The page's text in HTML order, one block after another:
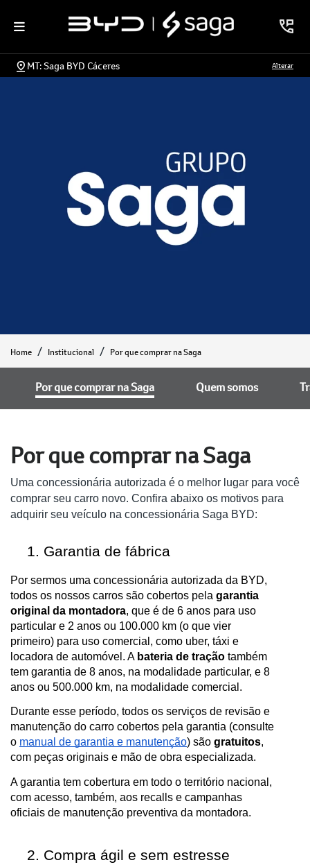
MT: Saga BYD Cáceres Alterar
Home Institucional Por que comprar na Saga
Por que comprar na Saga Quem somos
Por que comprar na Saga
Uma concessionária autorizada é o melhor lugar para você
comprar seu carro novo. Confira abaixo os motivos para
adquirir seu veículo na concessionária Saga BYD:
Garantia de fábrica
Por sermos uma concessionária autorizada da BYD,
todos os nossos carros são cobertos pela garantia
original da montadora, que é de 6 anos para uso
particular e 2 anos ou 100.000 km (o que vier
primeiro) para uso comercial, como uber, táxi e
locadora de automóvel. A bateria de tração também
tem garantia de 8 anos, na modalidade particular, e 8
anos ou 500.000 km, na modalidade comercial.
Durante esse período, todos os serviços de revisão e
manutenção do carro cobertos pela garantia (consulte
o manual de garantia e manutenção) são gratuitos,
com peças originais e mão de obra especializada.
A garantia tem cobertura em todo o território nacional,
com acesso, também, aos recalls e campanhas
oficiais de manutenção preventiva da montadora.
Compra ágil e sem estresse